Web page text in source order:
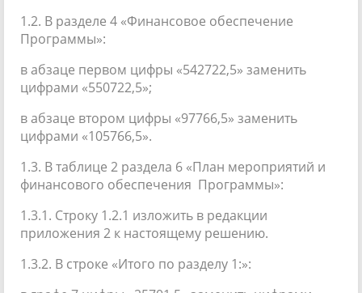
1.2. В разделе 4 «Финансовое обеспечение
Программы»:
в абзаце первом цифры «542722,5» заменить
цифрами «550722,5»;
в абзаце втором цифры «97766,5» заменить
цифрами «105766,5».
1.3. В таблице 2 раздела 6 «План мероприятий и
финансового обеспечения Программы»:
1.3.1. Строку 1.2.1 изложить в редакции
приложения 2 к настоящему решению.
1.3.2. В строке «Итого по разделу 1:»: